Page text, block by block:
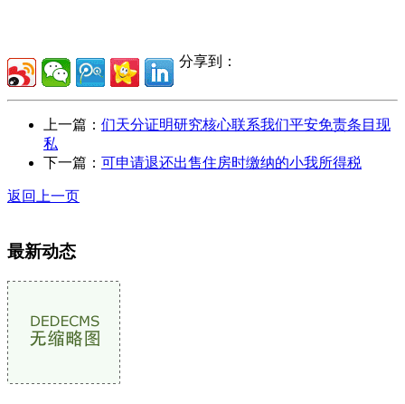
分享到：
上一篇： 们天分证明研究核心联系我们平安免责条目现
私
下一篇： 可申请退还出售住房时缴纳的小我所得税
返回上一页
最新动态